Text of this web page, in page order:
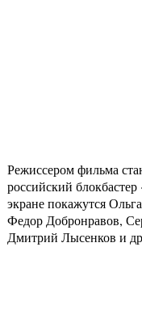
Режиссером фильма
российский
экране покажутся
Федор Добронравов,
Дмитрий Лысенков и